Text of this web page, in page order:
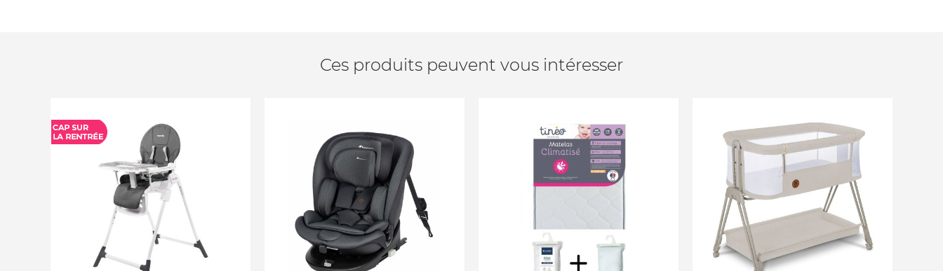
Matière rembourrage : 60% polyester et 40% elasterell
Housse lavable en machine à 60 °C et le cœur peut être nettoyé par
rinçage
Caractéristiques de la commode :
Commode spacieuse et design
Dotée de 3 tiroirs à fermeture lente
Surface avant tactile en hêtre
Pieds en bois massif
Stabilité exceptionnelle
Équipée d’un kit de fixation murale
Ces produits peuvent vous intéresser